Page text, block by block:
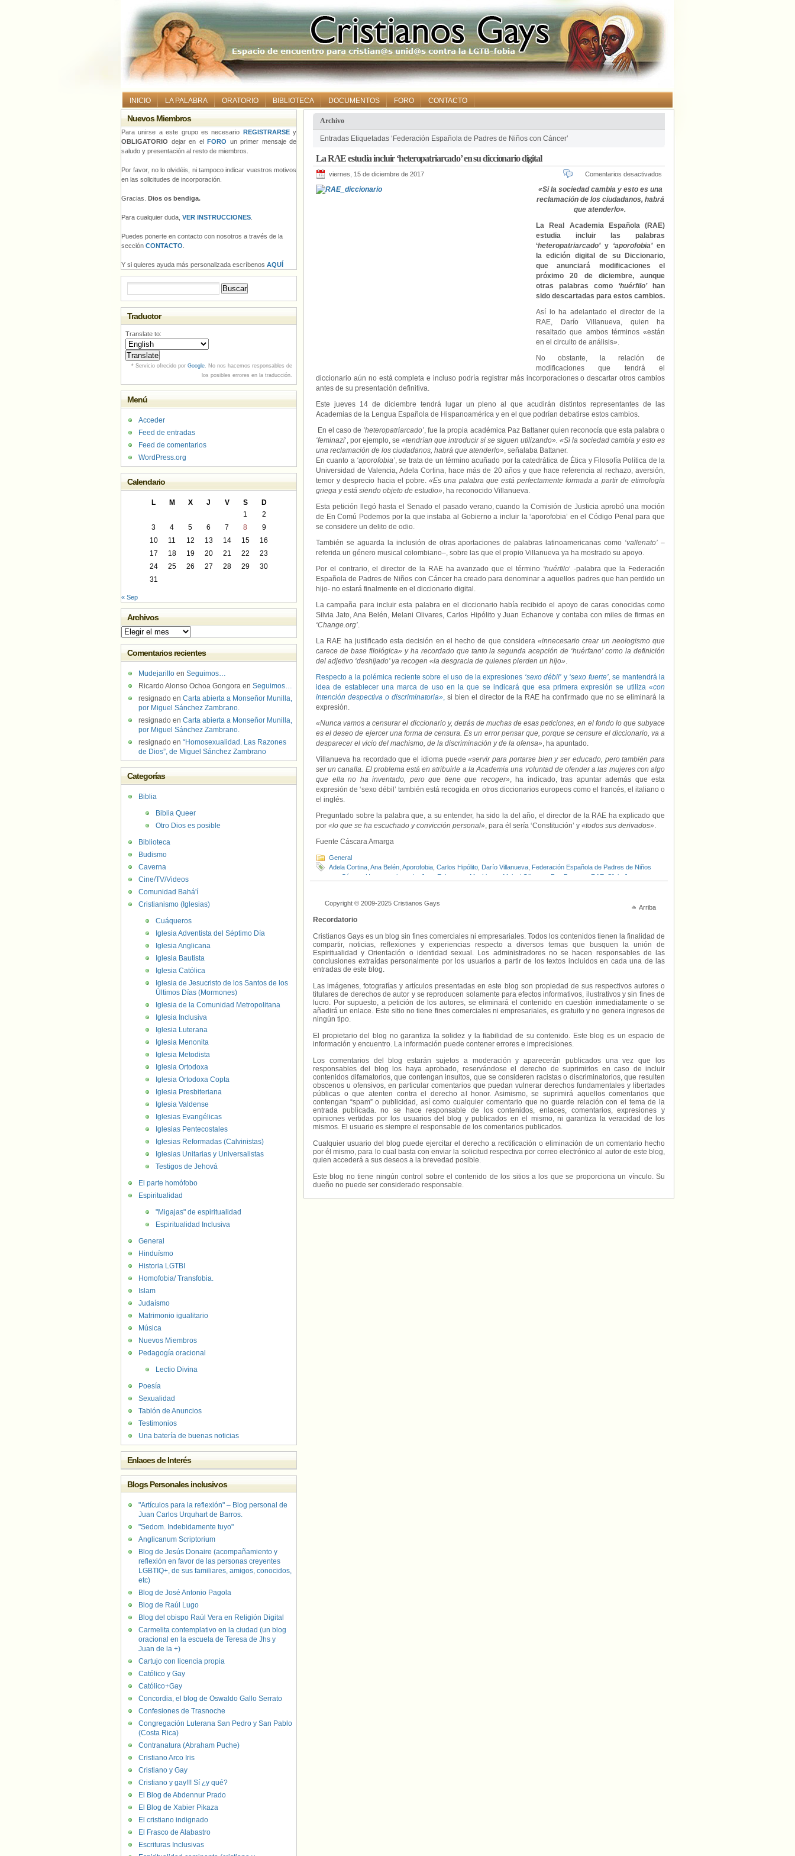
INICIO LA PALABRA ORATORIO BIBLIOTECA DOCUMENTOS FORO CONTACTO
Archivo
Entradas Etiquetadas ‘Federación Española de Padres de Niños con Cáncer’
La RAE estudia incluir ‘heteropatriarcado’ en su diccionario digital
viernes, 15 de diciembre de 2017 Comentarios desactivados
«Si la sociedad cambia y esto es una
reclamación de los ciudadanos, habrá
que atenderlo».
La Real Academia Española (RAE)
estudia incluir las palabras
‘heteropatriarcado’y ‘aporofobia’en
la edición digital de su Diccionario,
que anunciará modificaciones el
próximo 20 de diciembre, aunque
otras palabras como ‘huérfilo’han
sido descartadas para estos cambios.
Así lo ha adelantado el director de la
RAE, Darío Villanueva, quien ha
resaltado que ambos términos «están
en el circuito de análisis».
No obstante, la relación de
modificaciones que tendrá el
diccionario aún no está completa e incluso podría registrar más incorporaciones o descartar otros cambios
antes de su presentación definitiva.
Este jueves 14 de diciembre tendrá lugar un pleno al que acudirán distintos representantes de las
Academias de la Lengua Española de Hispanoamérica y en el que podrían debatirse estos cambios.
En el caso de ‘heteropatriarcado’, fue la propia académica Paz Battaner quien reconocía que esta palabra o
‘feminazi‘, por ejemplo, se «tendrían que introducir si se siguen utilizando». «Si la sociedad cambia y esto es
una reclamación de los ciudadanos, habrá que atenderlo», señalaba Battaner.
En cuanto a ‘aporofobia’, se trata de un término acuñado por la catedrática de Ética y Filosofía Política de la
Universidad de Valencia, Adela Cortina, hace más de 20 años y que hace referencia al rechazo, aversión,
temor y desprecio hacia el pobre.«Es una palabra que está perfectamente formada a partir de etimología
griega y está siendo objeto de estudio», ha reconocido Villanueva.
Esta petición llegó hasta el Senado el pasado verano, cuando la Comisión de Justicia aprobó una moción
de En Comú Podemos por la que instaba al Gobierno a incluir la ‘aporofobia’ en el Código Penal para que
se considere un delito de odio.
También se aguarda la inclusión de otras aportaciones de palabras latinoamericanas como ‘vallenato’ –
referida un género musical colombiano–, sobre las que el propio Villanueva ya ha mostrado su apoyo.
Por el contrario, el director de la RAE ha avanzado que el término ‘huérfilo‘ -palabra que la Federación
Española de Padres de Niños con Cáncer ha creado para denominar a aquellos padres que han perdido un
hijo- no estará finalmente en el diccionario digital.
La campaña para incluir esta palabra en el diccionario había recibido el apoyo de caras conocidas como
Silvia Jato, Ana Belén, Melani Olivares, Carlos Hipólito y Juan Echanove y contaba con miles de firmas en
‘Change.org’.
La RAE ha justificado esta decisión en el hecho de que considera «innecesario crear un neologismo que
carece de base filológica» y ha recordado que tanto la segunda acepción de ‘huérfano’ como la definición
del adjetivo ‘deshijado’ ya recogen «la desgracia de quienes pierden un hijo».
Respecto a la polémica reciente sobre el uso de la expresiones ‘sexo débil’ y ‘sexo fuerte’, se mantendrá la
idea de establecer una marca de uso en la que se indicará que esa primera expresión se utiliza «con
intención despectiva o discriminatoria»,si bien el director de la RAE ha confirmado que no se eliminará la
expresión.
«Nunca vamos a censurar el diccionario y, detrás de muchas de esas peticiones, en el fondo lo que subyace
es el deseo de ejercer una forma de censura. Es un error pensar que, porque se censure el diccionario, va a
desparecer el vicio del machismo, de la discriminación y de la ofensa», ha apuntado.
Villanueva ha recordado que el idioma puede«servir para portarse bien y ser educado, pero también para
ser un canalla. El problema está en atribuirle a la Academia una voluntad de ofender a las mujeres con algo
que ella no ha inventado, pero que tiene que recoger», ha indicado, tras apuntar además que esta
expresión de ‘sexo débil’ también está recogida en otros diccionarios europeos como el francés, el italiano o
el inglés.
Preguntado sobre la palabra que, a su entender, ha sido la del año, el director de la RAE ha explicado que
por «lo que se ha escuchado y convicción personal», para él sería ‘Constitución’ y «todos sus derivados».
Fuente Cáscara Amarga
General
Adela Cortina Ana Belén Aporofobia Carlos Hipólito Darío Villanueva Federación Española de Padres de Niños
con Cáncer
Heteropratiarcado Juan Echanove Machismo Melani Olivares Paz Battaner RAE Silvia Jato
Arriba
Copyright © 2009-2025 Cristianos Gays
Recordatorio
Cristianos Gays es un blog sin fines comerciales ni empresariales. Todos los contenidos tienen la finalidad de
compartir, noticias, reflexiones y experiencias respecto a diversos temas que busquen la unión de
Espiritualidad y Orientación o identidad sexual. Los administradores no se hacen responsables de las
conclusiones extraídas personalmente por los usuarios a partir de los textos incluidos en cada una de las
entradas de este blog.
Las imágenes, fotografías y artículos presentadas en este blog son propiedad de sus respectivos autores o
titulares de derechos de autor y se reproducen solamente para efectos informativos, ilustrativos y sin fines de
lucro. Por supuesto, a petición de los autores, se eliminará el contenido en cuestión inmediatamente o se
añadirá un enlace. Este sitio no tiene fines comerciales ni empresariales, es gratuito y no genera ingresos de
ningún tipo.
El propietario del blog no garantiza la solidez y la fiabilidad de su contenido. Este blog es un espacio de
información y encuentro. La información puede contener errores e imprecisiones.
Los comentarios del blog estarán sujetos a moderación y aparecerán publicados una vez que los
responsables del blog los haya aprobado, reservándose el derecho de suprimirlos en caso de incluir
contenidos difamatorios, que contengan insultos, que se consideren racistas o discriminatorios, que resulten
obscenos u ofensivos, en particular comentarios que puedan vulnerar derechos fundamentales y libertades
públicas o que atenten contra el derecho al honor. Asimismo, se suprimirá aquellos comentarios que
contengan “spam” o publicidad, así como cualquier comentario que no guarde relación con el tema de la
entrada publicada. no se hace responsable de los contenidos, enlaces, comentarios, expresiones y
opiniones vertidas por los usuarios del blog y publicados en el mismo, ni garantiza la veracidad de los
mismos. El usuario es siempre el responsable de los comentarios publicados.
Cualquier usuario del blog puede ejercitar el derecho a rectificación o eliminación de un comentario hecho
por él mismo, para lo cual basta con enviar la solicitud respectiva por correo electrónico al autor de este blog,
quien accederá a sus deseos a la brevedad posible.
Este blog no tiene ningún control sobre el contenido de los sitios a los que se proporciona un vínculo. Su
dueño no puede ser considerado responsable.
Nuevos Miembros
Para unirse a este grupo es necesario REGISTRARSEy
OBLIGATORIO dejar en el FORO un primer mensaje de
saludo y presentación al resto de miembros.
Por favor, no lo olvidéis, ni tampoco indicar vuestros motivos
en las solicitudes de incorporación.
Gracias. Dios os bendiga.
Para cualquier duda, VER INSTRUCCIONES
Puedes ponerte en contacto con nosotros a través de la
sección CONTACTO
Y si quieres ayuda más personalizada escríbenos AQUÍ
Traductor
Translate to:
* Servicio ofrecido por Google. No nos hacemos responsables de
los posibles errores en la traducción.
Menú
Acceder
Feed de entradas
Feed de comentarios
WordPress.org
Calendario
L M X J V S
D
1
2
3
4 5 6 7 8
9
10
11 12 13 14 15
16
17
18 19 20 21 22
23
24
25 26 27 28 29
30
31
« Sep
Archivos
Archivos
Comentarios recientes
Mudejarillo en Seguimos…
Ricardo Alonso Ochoa Gongora en Seguimos…
resignado en Carta abierta a Monseñor Munilla,
por Miguel Sánchez Zambrano.
resignado en Carta abierta a Monseñor Munilla,
por Miguel Sánchez Zambrano.
resignado en “Homosexualidad. Las Razones
de Dios”, de Miguel Sánchez Zambrano
Categorías
Biblia
Biblia Queer
Otro Dios es posible
Biblioteca
Budismo
Caverna
Cine/TV/Videos
Comunidad Bahá'í
Cristianismo (Iglesias)
Cuáqueros
Iglesia Adventista del Séptimo Día
Iglesia Anglicana
Iglesia Bautista
Iglesia Católica
Iglesia de Jesucristo de los Santos de los
Últimos Días (Mormones)
Iglesia de la Comunidad Metropolitana
Iglesia Inclusiva
Iglesia Luterana
Iglesia Menonita
Iglesia Metodista
Iglesia Ortodoxa
Iglesia Ortodoxa Copta
Iglesia Presbiteriana
Iglesia Valdense
Iglesias Evangélicas
Iglesias Pentecostales
Iglesias Reformadas (Calvinistas)
Iglesias Unitarias y Universalistas
Testigos de Jehová
El parte homófobo
Espiritualidad
"Migajas" de espiritualidad
Espiritualidad Inclusiva
General
Hinduísmo
Historia LGTBI
Homofobia/ Transfobia.
Islam
Judaísmo
Matrimonio igualitario
Música
Nuevos Miembros
Pedagogía oracional
Lectio Divina
Poesía
Sexualidad
Tablón de Anuncios
Testimonios
Una batería de buenas noticias
Enlaces de Interés
Blogs Personales inclusivos
"Artículos para la reflexión" – Blog personal de
Juan Carlos Urquhart de Barros.
"Sedom. Indebidamente tuyo"
Anglicanum Scriptorium
Blog de Jesús Donaire (acompañamiento y
reflexión en favor de las personas creyentes
LGBTIQ+, de sus familiares, amigos, conocidos,
etc)
Blog de José Antonio Pagola
Blog de Raúl Lugo
Blog del obispo Raúl Vera en Religión Digital
Carmelita contemplativo en la ciudad (un blog
oracional en la escuela de Teresa de Jhs y
Juan de la +)
Cartujo con licencia propia
Católico y Gay
Católico+Gay
Concordia, el blog de Oswaldo Gallo Serrato
Confesiones de Trasnoche
Congregación Luterana San Pedro y San Pablo
(Costa Rica)
Contranatura (Abraham Puche)
Cristiano Arco Iris
Cristiano y Gay
Cristiano y gay!!! Sí ¿y qué?
El Blog de Abdennur Prado
El Blog de Xabier Pikaza
El cristiano indignado
El Frasco de Alabastro
Escrituras Inclusivas